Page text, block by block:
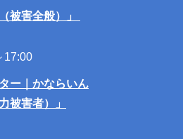
被害全般）」​
ー｜かならいん​
被害者）」